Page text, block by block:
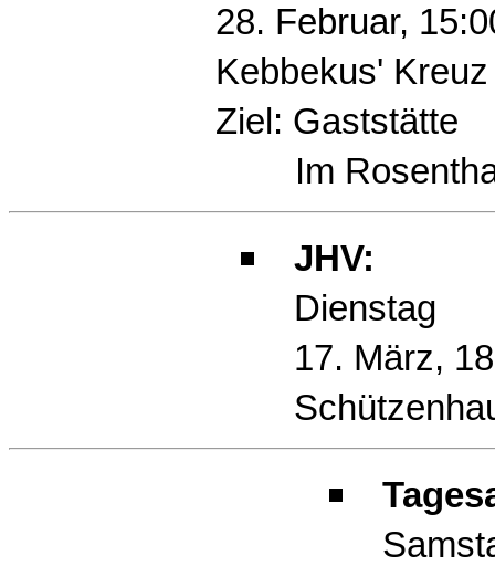
28. Februar,
Kebbekus' Kreuz
Ziel: Gaststätte
Im
JHV:
Dienstag
17. März,